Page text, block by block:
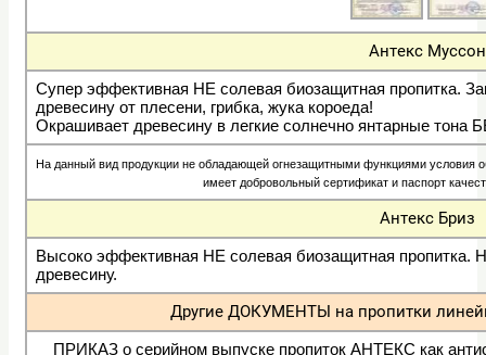
Антекс Муссон
Супер эффективная НЕ солевая биозащитная пропитка.
древесину от плесени, грибка, жука короеда!
Окрашивает древесину в легкие солнечно янтарные тона
На данный вид продукции не обладающей огнезащитными функциями условия
имеет добровольный сертификат и паспорт
Антекс Бриз
Высоко эффективная НЕ солевая биозащитная пропитка.
древесину.
Другие ДОКУМЕНТЫ на пропитки
ПРИКАЗ о серийном выпуске пропиток АНТЕКС как